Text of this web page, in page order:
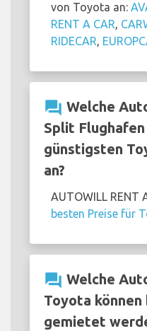
von Toyota an:
RENT A CAR,
RIDECAR,
question_answer Welche
Split
günstigsten
an?
AUTOWILL RENT
besten Preise für
question_answer Welche
Toyota
gemietet